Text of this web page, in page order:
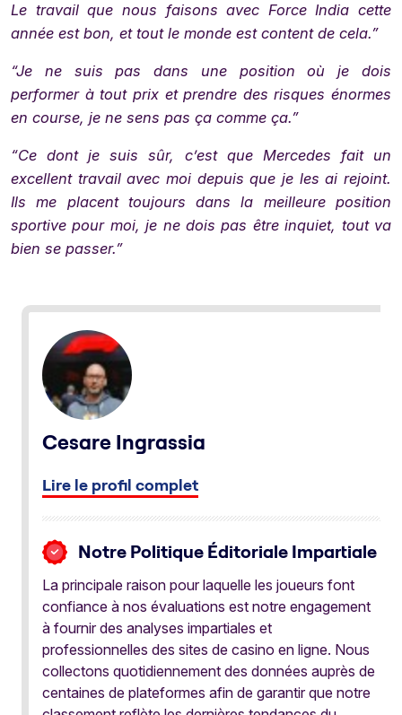
Le travail que nous faisons avec Force India cette
année est bon, et tout le monde est content de cela.”
“Je ne suis pas dans une position où je dois
performer à tout prix et prendre des risques énormes
en course, je ne sens pas ça comme ça.”
“Ce dont je suis sûr, c’est que Mercedes fait un
excellent travail avec moi depuis que je les ai rejoint.
Ils me placent toujours dans la meilleure position
sportive pour moi, je ne dois pas être inquiet, tout va
bien se passer.”
Cesare Ingrassia
Lire le profil complet
Notre Politique Éditoriale Impartiale
La principale raison pour laquelle les joueurs font
confiance à nos évaluations est notre engagement
à fournir des analyses impartiales et
professionnelles des sites de casino en ligne. Nous
collectons quotidiennement des données auprès de
centaines de plateformes afin de garantir que notre